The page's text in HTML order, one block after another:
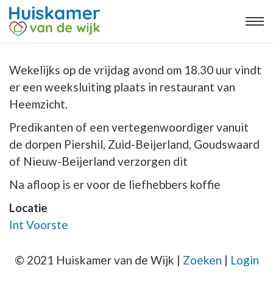
Wekelijks op de vrijdag avond om 18.30 uur vindt
er een weeksluiting plaats in restaurant van
Heemzicht.
Predikanten of een vertegenwoordiger vanuit
de dorpen Piershil, Zuid-Beijerland, Goudswaard
of Nieuw-Beijerland verzorgen dit
Na afloop is er voor de liefhebbers koffie
Locatie
Int Voorste
© 2021 Huiskamer van de Wijk | Zoeken | Login